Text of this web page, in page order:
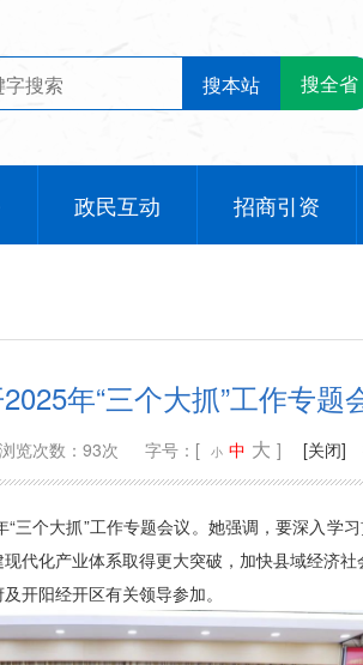
搜本站 搜全省
政民互动 招商引资
年“三个大抓”工作专题
浏览次数：93次 字号：[ 小 中 大 ] [关闭]
个大抓”工作专题会议。她强调，要深入学
代化产业体系取得更大突破，加快县域经济社
开阳经开区有关领导参加。